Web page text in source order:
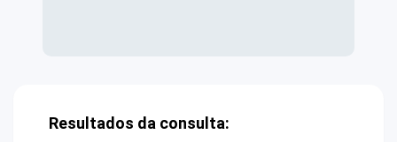
Resultados da consulta: